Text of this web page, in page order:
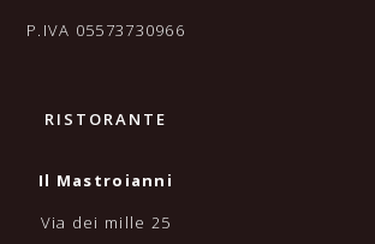
P.IVA 05573730966
RISTORANTE
Il Mastroianni
Via dei mille 25